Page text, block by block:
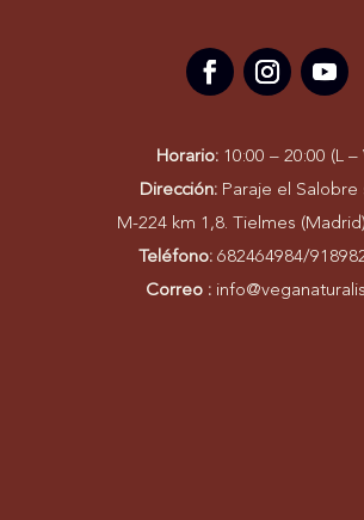
Horario: 10:00 – 20:00 (L –
Dirección:Paraje el Salobre
M-224 km 1,8. Tielmes
Teléfono: 682464984/
Correo :